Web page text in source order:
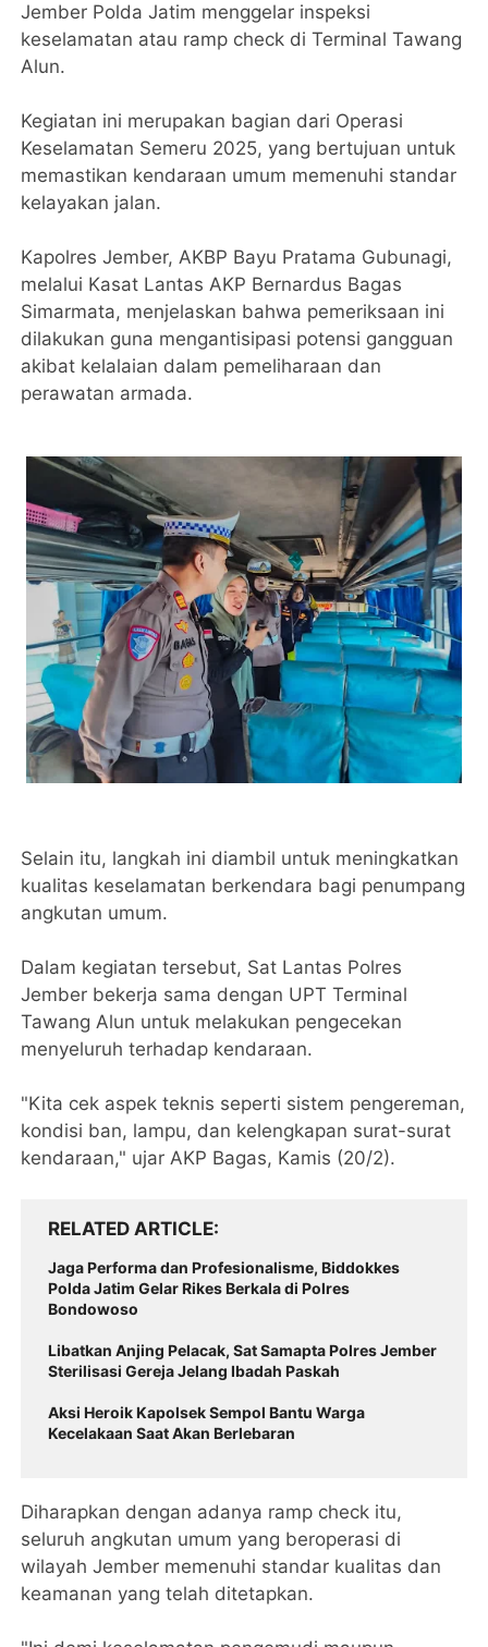
Jember Polda Jatim menggelar inspeksi
keselamatan atau ramp check di Terminal Tawang
Alun.
Kegiatan ini merupakan bagian dari Operasi
Keselamatan Semeru 2025, yang bertujuan untuk
memastikan kendaraan umum memenuhi standar
kelayakan jalan.
Kapolres Jember, AKBP Bayu Pratama Gubunagi,
melalui Kasat Lantas AKP Bernardus Bagas
Simarmata, menjelaskan bahwa pemeriksaan ini
dilakukan guna mengantisipasi potensi gangguan
akibat kelalaian dalam pemeliharaan dan
perawatan armada.
Selain itu, langkah ini diambil untuk meningkatkan
kualitas keselamatan berkendara bagi penumpang
angkutan umum.
Dalam kegiatan tersebut, Sat Lantas Polres
Jember bekerja sama dengan UPT Terminal
Tawang Alun untuk melakukan pengecekan
menyeluruh terhadap kendaraan.
"Kita cek aspek teknis seperti sistem pengereman,
kondisi ban, lampu, dan kelengkapan surat-surat
kendaraan," ujar AKP Bagas, Kamis (20/2).
RELATED ARTICLE
Jaga Performa dan Profesionalisme, Biddokkes
Polda Jatim Gelar Rikes Berkala di Polres
Bondowoso
Libatkan Anjing Pelacak, Sat Samapta Polres Jember
Sterilisasi Gereja Jelang Ibadah Paskah
Aksi Heroik Kapolsek Sempol Bantu Warga
Kecelakaan Saat Akan Berlebaran
Diharapkan dengan adanya ramp check itu,
seluruh angkutan umum yang beroperasi di
wilayah Jember memenuhi standar kualitas dan
keamanan yang telah ditetapkan.